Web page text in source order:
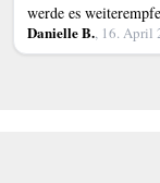
werde es
Danielle B., 16. April